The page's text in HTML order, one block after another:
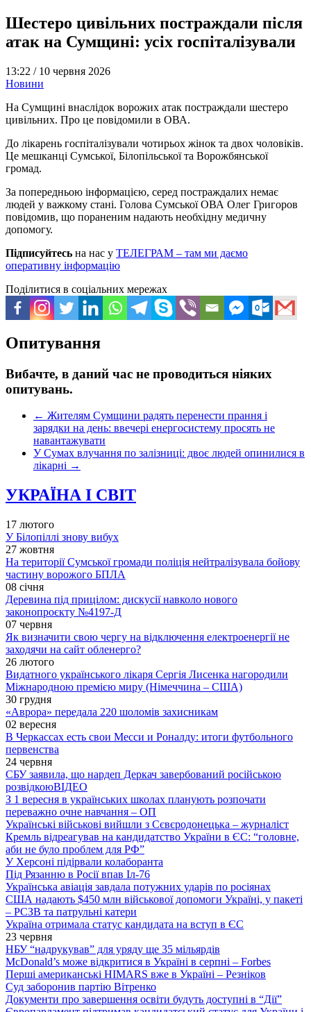
Шестеро цивільних постраждали після
атак на Сумщині: усіх госпіталізували
13:22 / 10 червня 2026
Новини
На Сумщині внаслідок ворожих атак постраждали шестеро
цивільних. Про це повідомили в ОВА.
До лікарень госпіталізували чотирьох жінок та двох чоловіків.
Це мешканці Сумської, Білопільської та Ворожбянської
громад.
За попередньою інформацією, серед постраждалих немає
людей у важкому стані. Голова Сумської ОВА Олег Григоров
повідомив, що пораненим надають необхідну медичну
допомогу.
Підписуйтесь на нас у ТЕЛЕГРАМ – там ми даємо
оперативну інформацію
Поділитися в соціальних мережах
Опитування
Вибачте, в даний час не проводиться ніяких
опитувань.
← Жителям Сумщини радять перенести прання і
зарядки на день: ввечері енергосистему просять не
навантажувати
У Сумах влучання по залізниці: двоє людей опинилися в
лікарні →
УКРАЇНА І СВІТ
17 лютого
У Білопіллі знову вибух
27 жовтня
На території Сумської громади поліція нейтралізувала бойову
частину ворожого БПЛА
08 січня
Деревина під прицілом: дискусії навколо нового
законопроєкту №4197-Д
07 червня
Як визначити свою чергу на відключення електроенергії не
заходячи на сайт обленерго?
26 лютого
Видатного українського лікаря Сергія Лисенка нагородили
Міжнародною премією миру (Німеччина – США)
30 грудня
«Аврора» передала 220 шоломів захисникам
02 вересня
В Черкассах есть свои Месси и Роналду: итоги футбольного
первенства
24 червня
СБУ заявила, що нардеп Деркач завербований російською
розвідкоюВІДЕО
З 1 вересня в українських школах планують розпочати
переважно очне навчання – ОП
Українські військові вийшли з Сєвєродонецька – журналіст
Кремль відреагував на кандидатство України в ЄС: “головне,
аби не було проблем для РФ”
У Херсоні підірвали колаборанта
Під Рязанню в Росії впав Іл-76
Українська авіація завдала потужних ударів по росіянах
США надають $450 млн військової допомоги Україні, у пакеті
– РСЗВ та патрульні катери
Україна отримала статус кандидата на вступ в ЄС
23 червня
НБУ “надрукував” для уряду ще 35 мільярдів
McDonald’s може відкритися в Україні в серпні – Forbes
Перші американські HIMARS вже в Україні – Резніков
Суд заборонив партію Вітренко
Документи про завершення освіти будуть доступні в “Дії”